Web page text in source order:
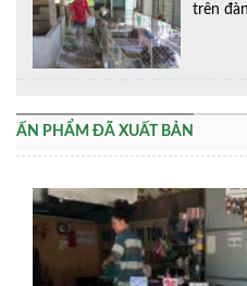
trên
ẤN PHẨM ĐÃ XUẤT BẢN